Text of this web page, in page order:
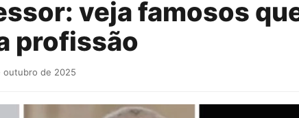
veja famosos
profissão
de 2025